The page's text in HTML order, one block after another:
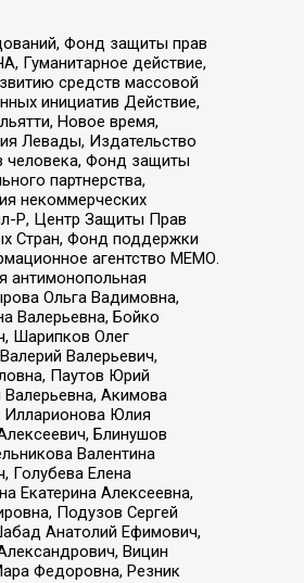
Фонд защиты прав
Гуманитарное действие,
средств массовой
инициатив Действие,
Новое время,
Левады, Издательство
человека, Фонд защиты
партнерства,
некоммерческих
Р, Центр Защиты Прав
Стран, Фонд поддержки
агентство МЕМО.
антимонопольная
Ольга Вадимовна,
Валерьевна, Бойко
Шарипков Олег
Валерьевич,
Паутов Юрий
Акимова
Илларионова Юлия
Блинушов
Валентина
Голубева Елена
Екатерина Алексеевна,
Подузов Сергей
Анатолий Ефимович,
Вицин
Федоровна, Резник